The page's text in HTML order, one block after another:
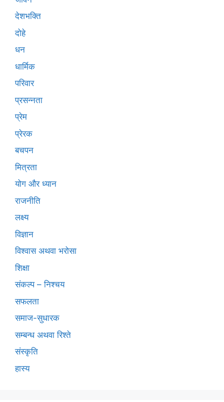
देशभक्ति
दोहे
धन
धार्मिक
परिवार
प्रसन्नता
प्रेम
प्रेरक
बचपन
मित्रता
योग और ध्यान
राजनीति
लक्ष्य
विज्ञान
विश्वास अथवा भरोसा
शिक्षा
संकल्प – निश्चय
सफलता
समाज-सुधारक
सम्बन्ध अथवा रिश्ते
संस्कृति
हास्य